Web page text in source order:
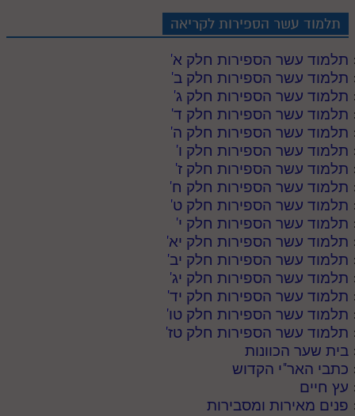
תלמוד עשר הספירות לקריאה
תלמוד עשר הספירות חלק א'
תלמוד עשר הספירות חלק ב'
תלמוד עשר הספירות חלק ג'
תלמוד עשר הספירות חלק ד'
תלמוד עשר הספירות חלק ה'
תלמוד עשר הספירות חלק ו'
תלמוד עשר הספירות חלק ז'
תלמוד עשר הספירות חלק ח'
תלמוד עשר הספירות חלק ט'
תלמוד עשר הספירות חלק י'
תלמוד עשר הספירות חלק יא'
תלמוד עשר הספירות חלק יב'
תלמוד עשר הספירות חלק יג'
תלמוד עשר הספירות חלק יד'
תלמוד עשר הספירות חלק טו'
תלמוד עשר הספירות חלק טז'
בית שער הכוונות
כתבי האר"י הקדוש
עץ חיים
פנים מאירות ומסבירות